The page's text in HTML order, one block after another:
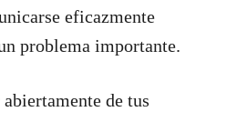
eficazmente
problema importante.
de tus